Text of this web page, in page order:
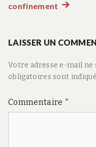
confinement Article
LAISSER UN
Votre adresse e-mail ne
obligatoires sont
Commentaire *